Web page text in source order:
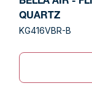
BELLA AIR -
QUARTZ
KG416VBR-B